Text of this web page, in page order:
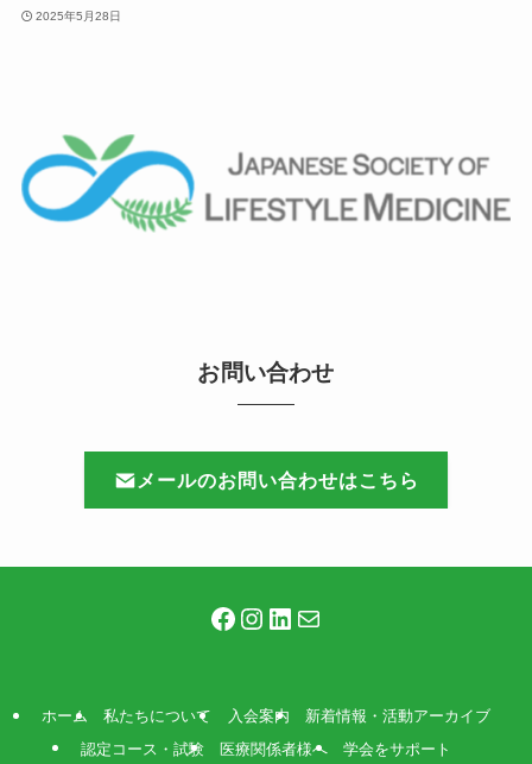
2025年5月28日
お問い合わせ
メールのお問い合わせはこちら
Facebook
Instagram
LinkedIn
メール
ホーム 私たちについて 入会案内
新着情報・活動アーカイブ
認定コース・試験
医療関係者様へ 学会をサポート